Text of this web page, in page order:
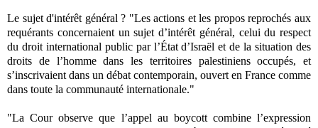
Le sujet d'intérêt général ? "Les actions et les propos reprochés aux
requérants concernaient un sujet d’intérêt général, celui du respect
du droit international public par l’État d’Israël et de la situation des
droits de l’homme dans les territoires palestiniens occupés, et
s’inscrivaient dans un débat contemporain, ouvert en France comme
dans toute la communauté internationale."
"La Cour observe que l’appel au boycott combine l’expression